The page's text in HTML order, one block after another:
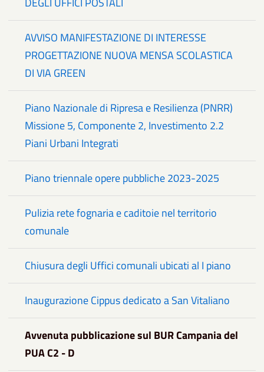
AVVISO MANIFESTAZIONE DI INTERESSE
PROGETTAZIONE NUOVA MENSA SCOLASTICA
DI VIA GREEN
Piano Nazionale di Ripresa e Resilienza (PNRR)
Missione 5, Componente 2, Investimento 2.2
Piani Urbani Integrati
Piano triennale opere pubbliche 2023-2025
Pulizia rete fognaria e caditoie nel territorio
comunale
Chiusura degli Uffici comunali ubicati al I piano
Inaugurazione Cippus dedicato a San Vitaliano
Avvenuta pubblicazione sul BUR Campania del
PUA C2 - D